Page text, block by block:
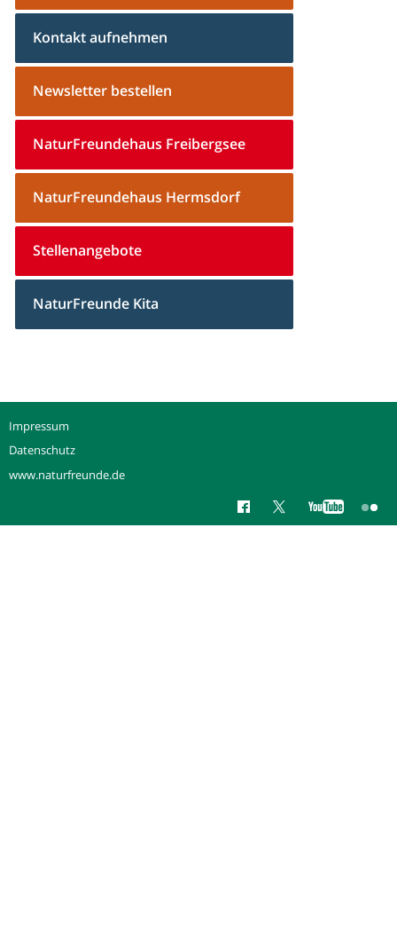
Kontakt aufnehmen
Newsletter bestellen
NaturFreundehaus Freibergsee
NaturFreundehaus Hermsdorf
Stellenangebote
NaturFreunde Kita
Impressum
Datenschutz
www.naturfreunde.de